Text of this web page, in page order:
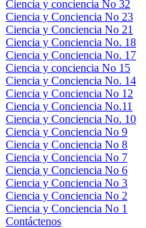
Ciencia y conciencia No 32
Ciencia y Conciencia No 23
Ciencia y Conciencia No 21
Ciencia y Conciencia No. 18
Ciencia y Conciencia No. 17
Ciencia y conciencia No 15
Ciencia y Conciencia No. 14
Ciencia y Conciencia No 12
Ciencia y Conciencia No.11
Ciencia y Conciencia No. 10
Ciencia y Conciencia No 9
Ciencia y Conciencia No 8
Ciencia y Conciencia No 7
Ciencia y Conciencia No 6
Ciencia y Conciencia No 3
Ciencia y Conciencia No 2
Ciencia y Conciencia No 1
Contáctenos